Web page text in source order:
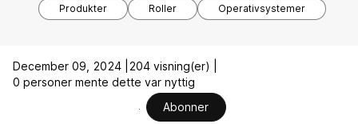
Produkter Roller Operativsystemer
December 09, 2024 |
204 visning(er) |
0 personer mente dette var nyttig
Abonner